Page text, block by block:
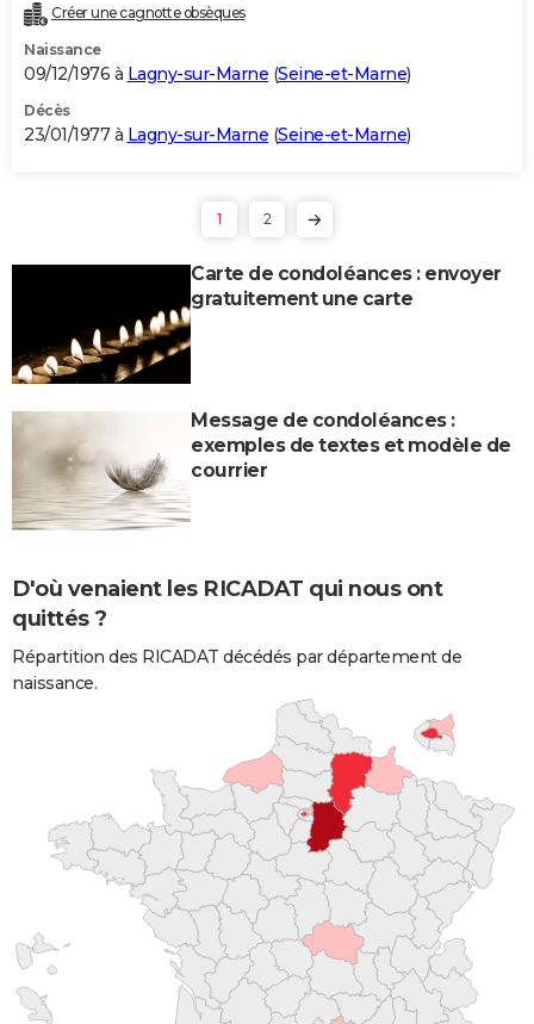
Créer une cagnotte obsèques
Naissance
09/12/1976 à Lagny-sur-Marne (Seine-et-Marne)
Décès
23/01/1977 à Lagny-sur-Marne (Seine-et-Marne)
1 2
Carte de condoléances : envoyer
gratuitement une carte
Message de condoléances :
exemples de textes et modèle de
courrier
D'où venaient les RICADAT qui nous ont
quittés ?
Répartition des RICADAT décédés par département de
naissance.